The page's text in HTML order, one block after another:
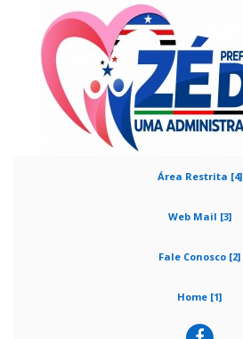
Área Restrita [4]
Web Mail [3]
Fale Conosco [2]
Home [1]